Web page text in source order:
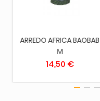
ARREDO AFRICA BAOBAB
M
14,50 €